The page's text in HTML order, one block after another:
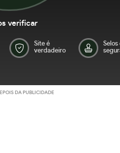
verificar
Site é
verdadeiro
Selos
DA PUBLICIDADE